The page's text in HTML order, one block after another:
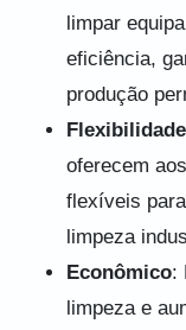
limpar
eficiência,
produção
Flexibilidade
oferecem
flexíveis
limpeza
Econômico:
limpeza e